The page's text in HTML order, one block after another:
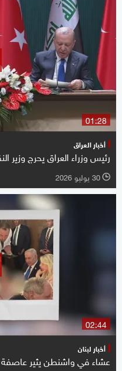
01:28
أخبار العراق
رئيس وزراء العراق يحرج وزير
l 30 يوليو 2026
02:44
أخبار لبنان
عشاء في واشنطن يثير